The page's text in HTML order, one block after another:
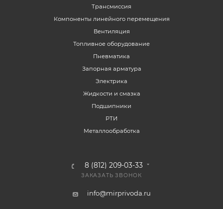
Трансмиссия
Компоненты линейного перемещения
Вентиляция
Топливное оборудование
Пневматика
Запорная арматура
Электрика
Жидкости и смазка
Подшипники
РТИ
Металлообработка
8 (812) 209-03-33
ЗАКАЗАТЬ ЗВОНОК
info@mirprivoda.ru